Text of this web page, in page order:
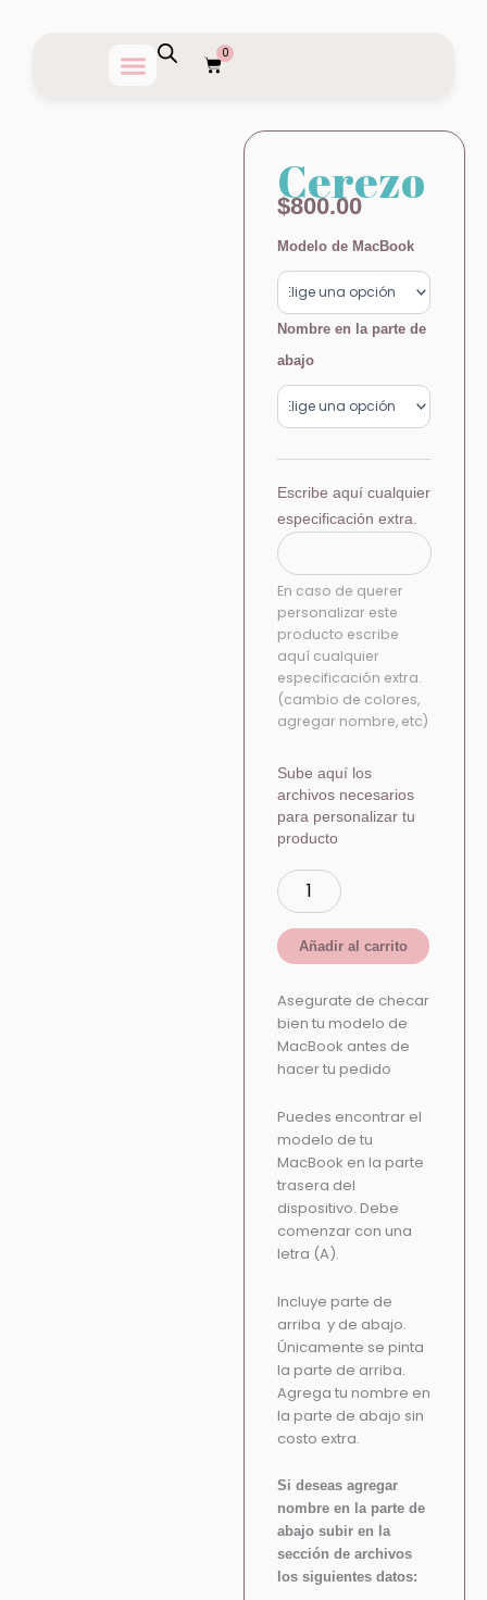
0
Carrito
Cerezo
$800.00
Modelo de MacBook
Nombre en la parte de
abajo
Escribe aquí cualquier
especificación extra.
En caso de querer
personalizar este
producto escribe
aquí cualquier
especificación extra.
(cambio de colores,
agregar nombre, etc)
Sube aquí los
archivos necesarios
para personalizar tu
producto
Cerezo
Añadir al carrito
Asegurate de checar
bien tu modelo de
MacBook antes de
hacer tu pedido
Puedes encontrar el
modelo de tu
MacBook en la parte
trasera del
dispositivo. Debe
comenzar con una
letra (A).
Incluye parte de
arriba y de abajo.
Únicamente se pinta
la parte de arriba.
Agrega tu nombre en
la parte de abajo sin
costo extra.
Si deseas agregar
nombre en la parte de
abajo subir en la
sección de archivos
los siguientes datos: